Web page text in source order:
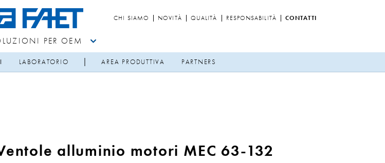
CHI SIAMO NOVITÀ QUALITÀ RESPONSABILITÀ CONTATTI
PER OEM
LABORATORIO AREA PRODUTTIVA PARTNERS
alluminio motori MEC 63-132